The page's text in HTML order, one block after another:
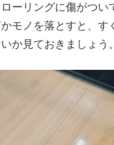
ーリングに傷がつい
モノを落とすと、す
か見ておきましょう。